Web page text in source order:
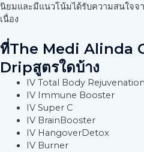
นิยมและมีแนวโน้มได้รับความสนใจ
เนื่อง
ที่The Medi Alinda
Dripสูตรใดบ้าง
IV Total Body Rejuvenation
IV Immune Booster
IV Super C
IV BrainBooster
IV HangoverDetox
IV Burner